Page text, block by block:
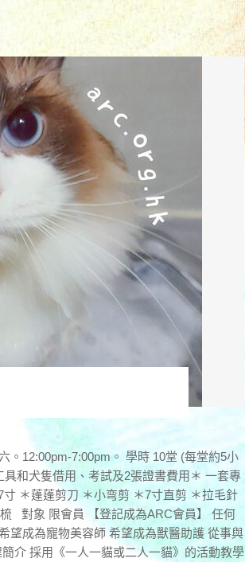
。12:00pm-7:00pm。 學時 10堂 (每堂約5小
和犬隻借用、考試及2張證書費用＊ 一套專
＊蓬蓬剪刀 ＊小弯剪 ＊7寸直剪 ＊拉毛針
對象 限會員 【登記成為ARC會員】 任何
望成為寵物美容師 希望成為獸醫助護 從事與
介 採用《一人一貓或二人一貓》的活動教學